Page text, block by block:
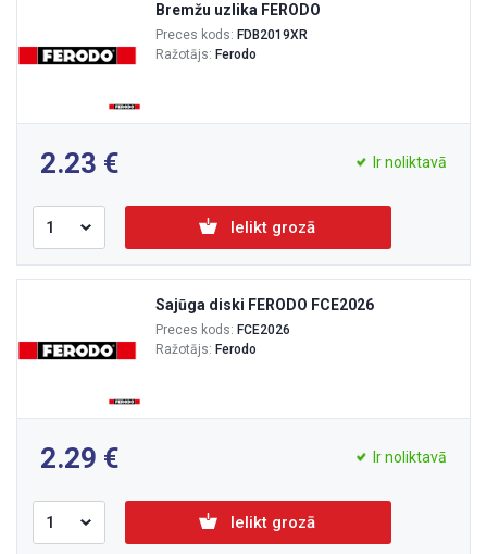
Bremžu uzlika FERODO
Preces kods: FDB2019XR
Ražotājs: Ferodo
2.23 Ir noliktavā
Ielikt grozā
Sajūga diski FERODO FCE2026
Preces kods: FCE2026
Ražotājs: Ferodo
2.29 Ir noliktavā
Ielikt grozā